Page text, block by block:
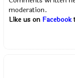
moderation.
Like us on Facebook